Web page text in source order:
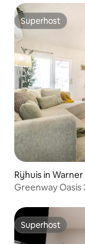
Superhost
Superhost
Rijhuis in Warner
Greenway Oasis
Superhost
Superhost